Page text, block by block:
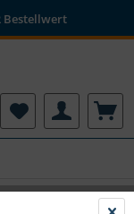
Bestellwert
Stahl